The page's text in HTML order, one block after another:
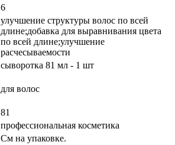
6
улучшение структуры волос по всей
длине;добавка для выравнивания цвета
по всей длине;улучшение
расчесываемости
сыворотка 81 мл - 1 шт
для волос
81
профессиональная косметика
См на упаковке.